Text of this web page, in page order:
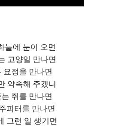
늘에 눈이 오면
고양일 만나면
요정을 만나면
약속해 주겠니
쥐를 만나면
피터를 만나면
그런 일 생기면